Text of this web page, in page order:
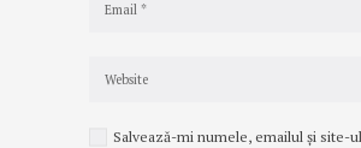
Salvează-mi numele, emailul și site-